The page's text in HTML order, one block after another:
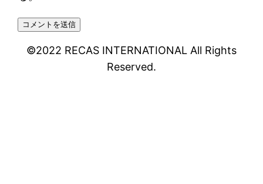
©2022 RECAS INTERNATIONAL All Rights
Reserved.